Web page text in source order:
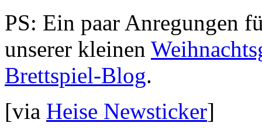
PS: Ein paar Anregungen
unserer kleinen
Brettspiel-Blog.
[via Heise Newsticker]